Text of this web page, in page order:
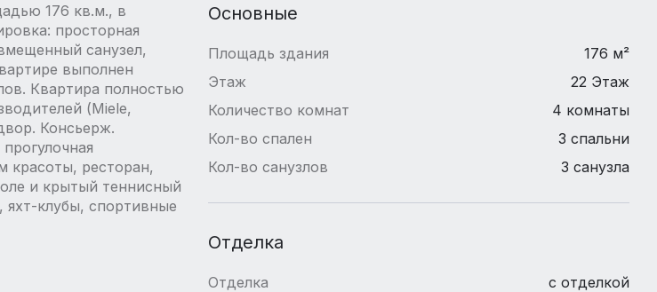
176 кв.м., в
просторная
санузел,
выполнен
Квартира полностью
(Miele,
Консьерж.
красоты, ресторан,
и крытый теннисный
клубы, спортивные
Основные
Площадь здания
176 м²
Этаж
22 Этаж
Количество комнат
4 комнаты
Кол-во спален
3 спальни
Кол-во санузлов
3 санузла
Отделка
Отделка
с отделкой